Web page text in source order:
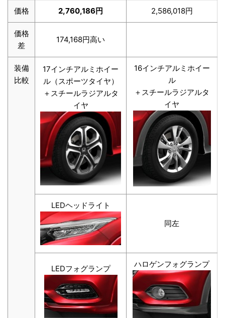
価格 2,760,186円 2,586,018円
価格
差
174,168円高い
装備
比較
17インチアルミホイー
ル（スポーツタイヤ）
＋スチールラジアルタ
イヤ
16インチアルミホイー
ル
＋スチールラジアルタ
イヤ
LEDヘッドライト
同左
LEDフォグランプ ハロゲンフォグランプ